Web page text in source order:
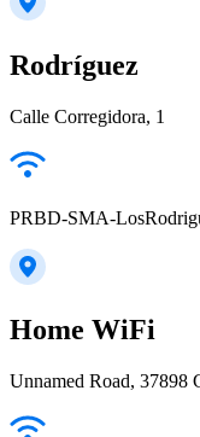
Rodríguez
Calle Corregidora, 1
PRBD-SMA-
Home WiFi
Unnamed Road, 37898